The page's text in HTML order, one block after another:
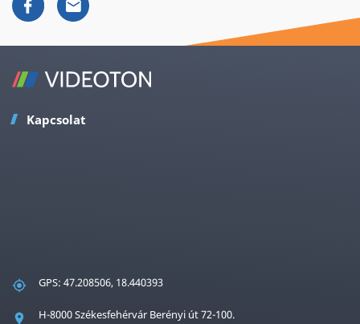
Kapcsolat
GPS: 47.208506, 18.440393
H-8000 Székesfehérvár Berényi út 72-100.